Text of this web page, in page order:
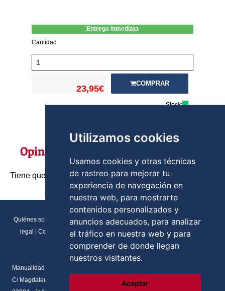
Utilizamos cookies
Usamos cookies y otras técnicas
de rastreo para mejorar tu
experiencia de navegación en
nuestra web, para mostrarte
contenidos personalizados y
anuncios adecuados, para analizar
el tráfico en nuestra web y para
comprender de donde llegan
nuestros visitantes.
Aceptar
Entrega inmediata
Cantidad
23,95€
COMPRAR
Stock:
Opiniones
Tiene que ser usuario registrado para poder opinar
Quiénes somos Direcciones y contactos|Formulario de contacto|Aviso
legal
Condiciones generales de venta|Política de cookies|RGPD
Preferencias de cookies
Manualidades Flores
C/ Magdalena del prado, N.2 Local